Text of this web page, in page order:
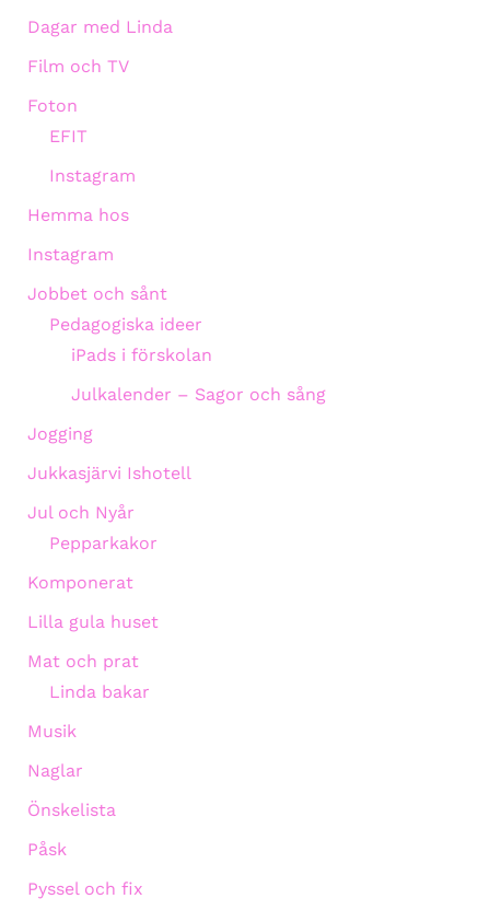
Dagar med Linda
Film och TV
Foton
EFIT
Instagram
Hemma hos
Instagram
Jobbet och sånt
Pedagogiska ideer
iPads i förskolan
Julkalender – Sagor och sång
Jogging
Jukkasjärvi Ishotell
Jul och Nyår
Pepparkakor
Komponerat
Lilla gula huset
Mat och prat
Linda bakar
Musik
Naglar
Önskelista
Påsk
Pyssel och fix